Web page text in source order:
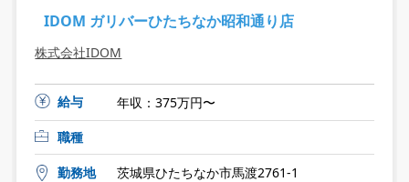
IDOM ガリバーひたちなか昭和通り店
株式会社IDOM
給与
年収：375万円〜
職種
勤務地 茨城県ひたちなか市馬渡2761-1